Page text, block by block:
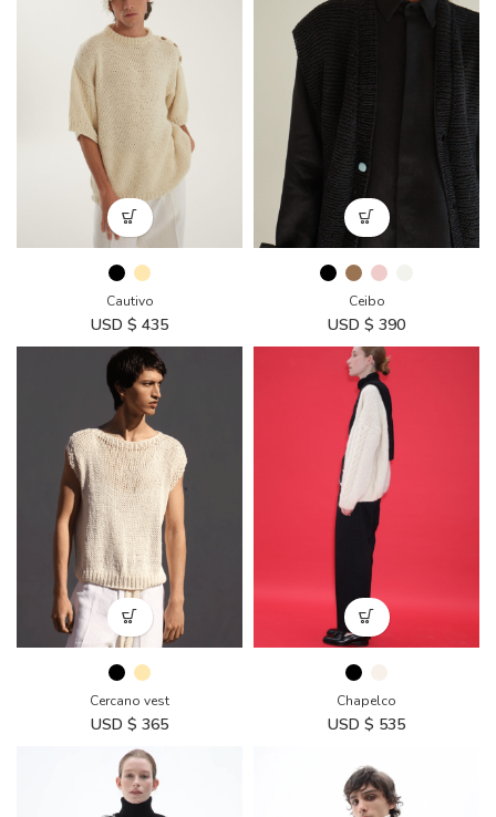
Cautivo
USD $ 435
Ceibo
USD $ 390
Cercano vest
USD $ 365
Chapelco
USD $ 535